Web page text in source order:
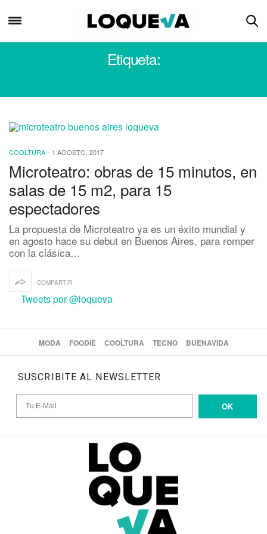
Etiqueta:
COOLTURA - 1 AGOSTO, 2017
Microteatro: obras de 15 minutos, en
salas de 15 m2, para 15
espectadores
La propuesta de Microteatro ya es un éxito mundial y
en agosto hace su debut en Buenos Aires, para romper
con la clásica…
COMPARTIR
Tweets por @loqueva
MODA FOODIE COOLTURA TECNO BUENAVIDA
SUSCRIBITE AL NEWSLETTER
OK